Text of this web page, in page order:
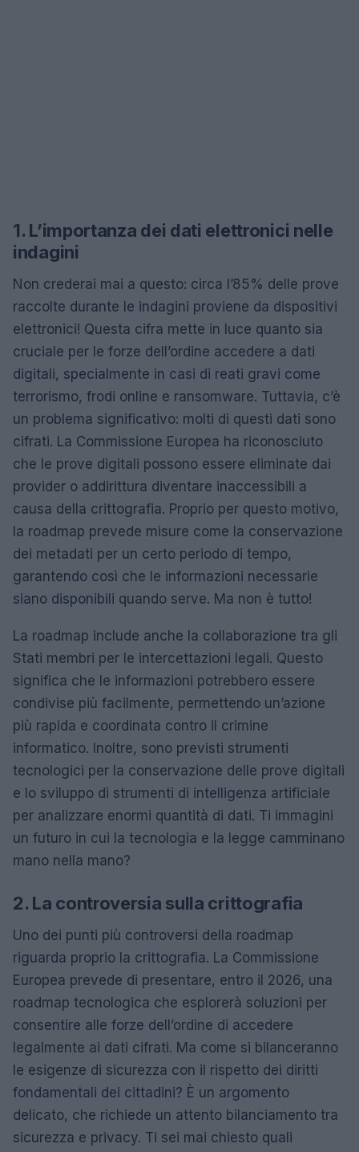
1. L’importanza dei dati elettronici nelle
indagini
Non crederai mai a questo: circa l’85% delle prove
raccolte durante le indagini proviene da dispositivi
elettronici! Questa cifra mette in luce quanto sia
cruciale per le forze dell’ordine accedere a dati
digitali, specialmente in casi di reati gravi come
terrorismo, frodi online e ransomware. Tuttavia, c’è
un problema significativo: molti di questi dati sono
cifrati. La Commissione Europea ha riconosciuto
che le prove digitali possono essere eliminate dai
provider o addirittura diventare inaccessibili a
causa della crittografia. Proprio per questo motivo,
la roadmap prevede misure come la conservazione
dei metadati per un certo periodo di tempo,
garantendo così che le informazioni necessarie
siano disponibili quando serve. Ma non è tutto!
La roadmap include anche la collaborazione tra gli
Stati membri per le intercettazioni legali. Questo
significa che le informazioni potrebbero essere
condivise più facilmente, permettendo un’azione
più rapida e coordinata contro il crimine
informatico. Inoltre, sono previsti strumenti
tecnologici per la conservazione delle prove digitali
e lo sviluppo di strumenti di intelligenza artificiale
per analizzare enormi quantità di dati. Ti immagini
un futuro in cui la tecnologia e la legge camminano
mano nella mano?
2. La controversia sulla crittografia
Uno dei punti più controversi della roadmap
riguarda proprio la crittografia. La Commissione
Europea prevede di presentare, entro il 2026, una
roadmap tecnologica che esplorerà soluzioni per
consentire alle forze dell’ordine di accedere
legalmente ai dati cifrati. Ma come si bilanceranno
le esigenze di sicurezza con il rispetto dei diritti
fondamentali dei cittadini? È un argomento
delicato, che richiede un attento bilanciamento tra
sicurezza e privacy. Ti sei mai chiesto quali